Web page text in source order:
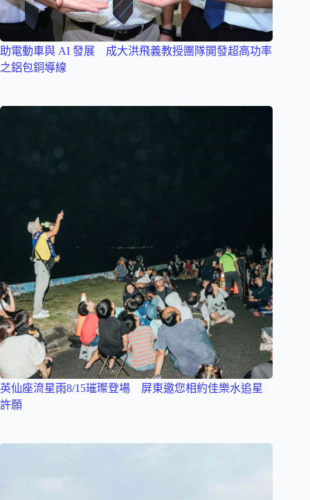
助電動車與 AI 發展 成大洪飛義教授團隊開發超高功率
之鋁包銅導線
英仙座流星雨8/15璀璨登場 屏東邀您相約佳樂水追星
許願